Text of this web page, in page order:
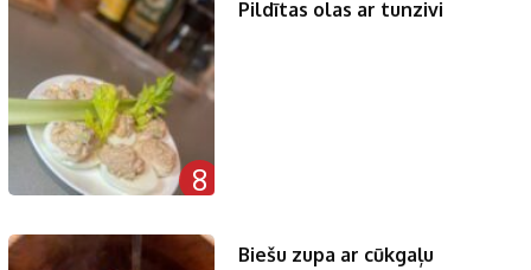
8
Pildītas olas ar tunzivi
Biešu zupa ar cūkgaļu